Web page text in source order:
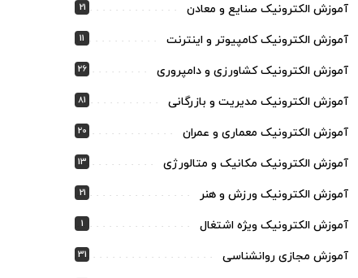
آموزش الکترونیک صنایع و معادن 21
آموزش الکترونیک کامپیوتر و اینترنت 11
آموزش الکترونیک کشاورزی و دامپروری 26
آموزش الکترونیک مدیریت و بازرگانی 81
آموزش الکترونیک معماری و عمران 20
آموزش الکترونیک مکانیک و متالورژی 13
آموزش الکترونیک ورزش و هنر 21
آموزش الکترونیک ویژه اشتغال 1
آموزش مجازی روانشناسی 31